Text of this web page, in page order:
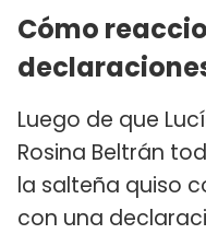
Cómo
Luego de que
Rosina Beltrán
la salteña quiso
con una